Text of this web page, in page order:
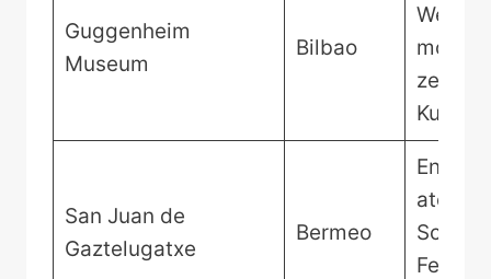
Guggenheim
Museum
Bilbao
Welt
Kunst
San Juan de
Gaztelugatxe
Bermeo